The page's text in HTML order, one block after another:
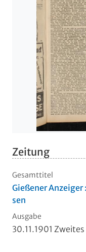
Zeitung
Gesamttitel
Gießener
sen
Ausgabe
30.11.1901